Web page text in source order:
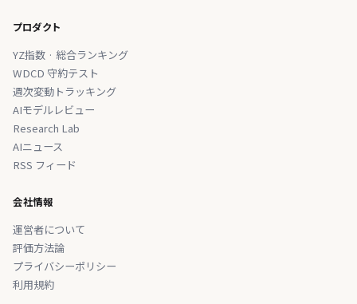
プロダクト
YZ指数 · 総合ランキング
WDCD 守約テスト
週次変動トラッキング
AIモデルレビュー
Research Lab
AIニュース
RSS フィード
会社情報
運営者について
評価方法論
プライバシーポリシー
利用規約